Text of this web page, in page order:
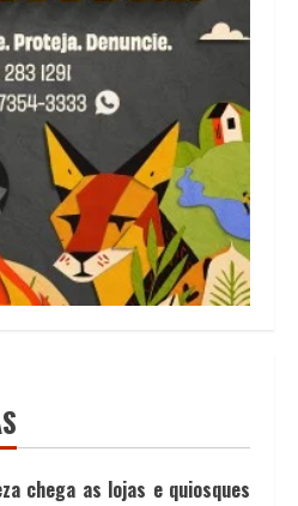
chega as lojas e quiosques